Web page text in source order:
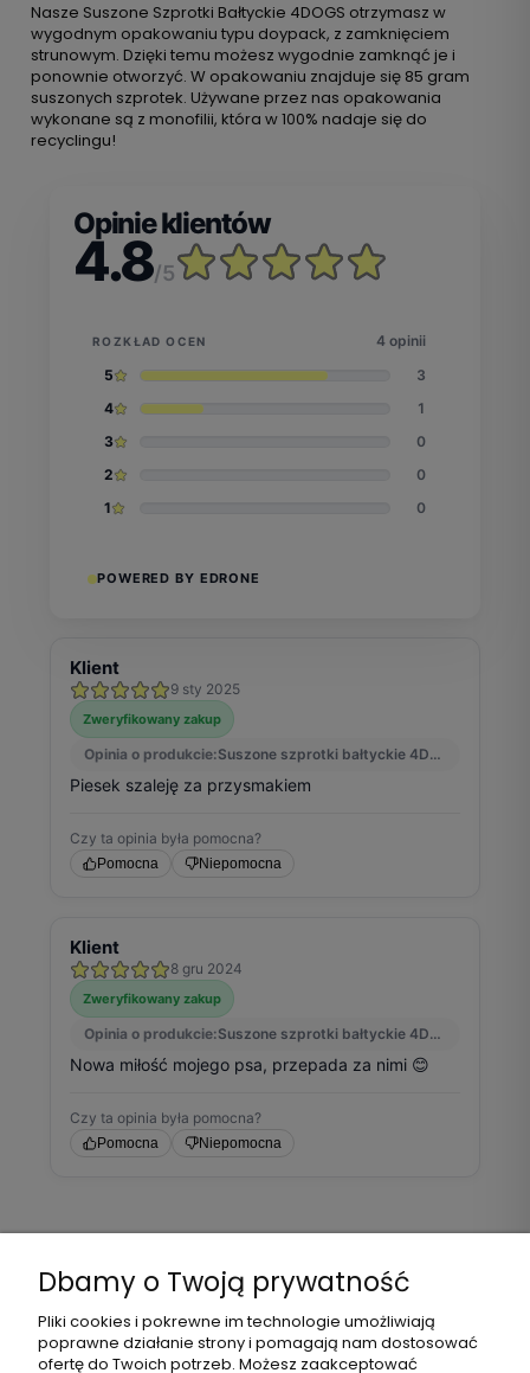
Nasze Suszone Szprotki Bałtyckie 4DOGS otrzymasz w
wygodnym opakowaniu typu doypack, z zamknięciem
strunowym. Dzięki temu możesz wygodnie zamknąć je i
ponownie otworzyć. W opakowaniu znajduje się 85 gram
suszonych szprotek. Używane przez nas opakowania
wykonane są z monofilii, która w 100% nadaje się do
recyclingu!
Pomoc
Moje konto
Dbamy o Twoją prywatność
Pliki cookies i pokrewne im technologie umożliwiają
poprawne działanie strony i pomagają nam dostosować
ofertę do Twoich potrzeb. Możesz zaakceptować